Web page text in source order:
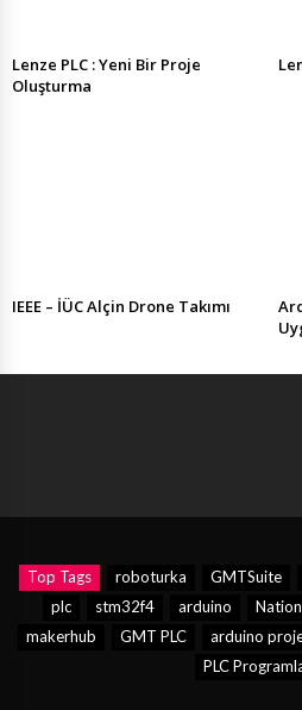
Lenze PLC : Yeni Bir Proje
Oluşturma
IEEE – İÜC Alçin Drone Takımı
Top Tags roboturka GMTSuite
plc
stm32f4 arduino
makerhub
GMT PLC arduino
PLC